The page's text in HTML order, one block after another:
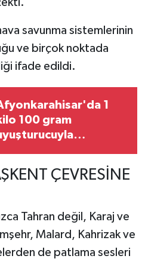
savunma sistemlerinin
ve birçok noktada
ifade edildi.
1
100 gram
ÇEVRESİNE
Tahran değil, Karaj ve
Malard, Kahrizak ve
de patlama sesleri